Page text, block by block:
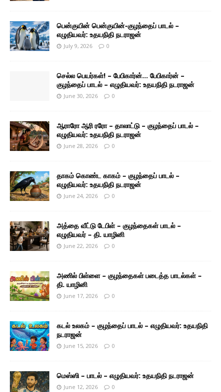
பென்குயின் பென்குயின்-குழந்தைப் பாடல் –
எழுதியவர்: உதயநிதி நடராஜன்
July 9, 2026 0
செல்ல பெயர்கள்! – பேபிகார்ன்… பேபிகார்ன் –
குழந்தைப் பாடல் – எழுதியவர்: உதயநிதி நடராஜன்
June 30, 2026 0
ஆராரோ ஆரி ரரோ – தாலாட்டு – குழந்தைப் பாடல் –
எழுதியவர்: உதயநிதி நடராஜன்
June 28, 2026 0
தாகம் கொண்ட காகம் – குழந்தைப் பாடல் –
எழுதியவர்: உதயநிதி நடராஜன்
June 24, 2026 0
அத்தை வீட்டு டேபிள் – குழந்தைகள் பாடல் –
எழுதியவர் – தி. யாழினி
June 22, 2026 0
அணில் பிள்ளை – குழந்தைகள் படைத்த பாடல்கள் –
தி. யாழினி
June 17, 2026 0
கடல் உலகம் – குழந்தைப் பாடல் – எழுதியவர்: உதயநிதி
நடராஜன்
June 15, 2026 0
மெஸ்ஸி – பாடல் – எழுதியவர்: உதயநிதி நடராஜன்
June 12, 2026 0